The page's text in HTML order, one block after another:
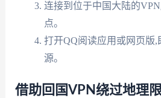
连接到位于中国大陆的
点。
打开QQ阅读应用或网页版
源。
借助回国VPN绕过地理